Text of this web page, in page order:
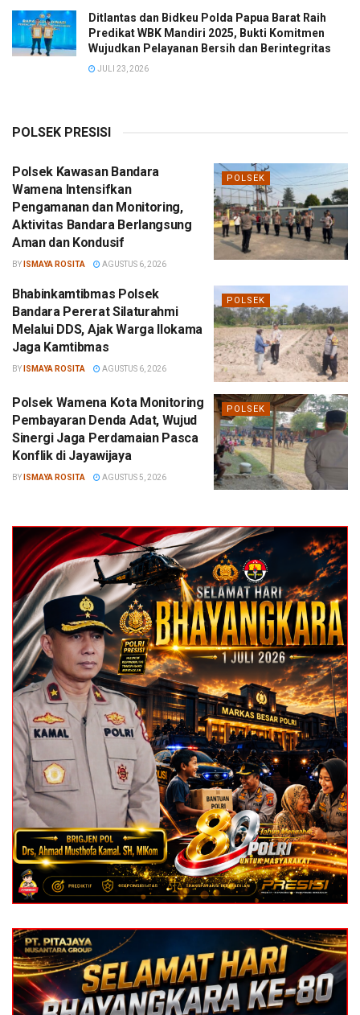
Ditlantas dan Bidkeu Polda Papua Barat Raih
Predikat WBK Mandiri 2025, Bukti Komitmen
Wujudkan Pelayanan Bersih dan Berintegritas
JULI 23, 2026
POLSEK PRESISI
POLSEK
Polsek Kawasan Bandara
Wamena Intensifkan
Pengamanan dan Monitoring,
Aktivitas Bandara Berlangsung
Aman dan Kondusif
BY ISMAYA ROSITA AGUSTUS 6, 2026
POLSEK
Bhabinkamtibmas Polsek
Bandara Pererat Silaturahmi
Melalui DDS, Ajak Warga Ilokama
Jaga Kamtibmas
BY ISMAYA ROSITA AGUSTUS 6, 2026
POLSEK
Polsek Wamena Kota Monitoring
Pembayaran Denda Adat, Wujud
Sinergi Jaga Perdamaian Pasca
Konflik di Jayawijaya
BY ISMAYA ROSITA AGUSTUS 5, 2026